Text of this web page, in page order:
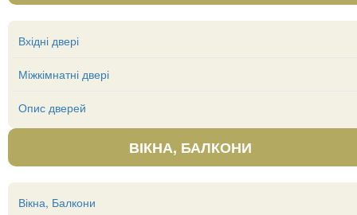
Вхідні двері
Міжкімнатні двері
Опис дверей
ВІКНА, БАЛКОНИ
Вікна, Балкони